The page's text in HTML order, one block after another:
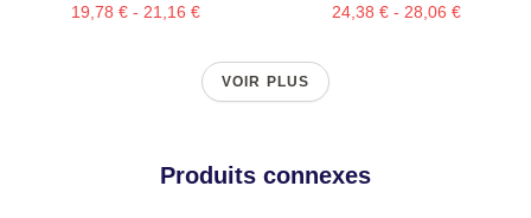
19,78 € - 21,16 € 24,38 € - 28,06 €
VOIR PLUS
Produits connexes